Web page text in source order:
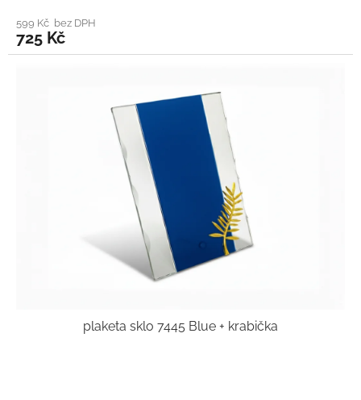
599 Kč bez DPH
725 Kč
plaketa sklo 7445 Blue + krabička